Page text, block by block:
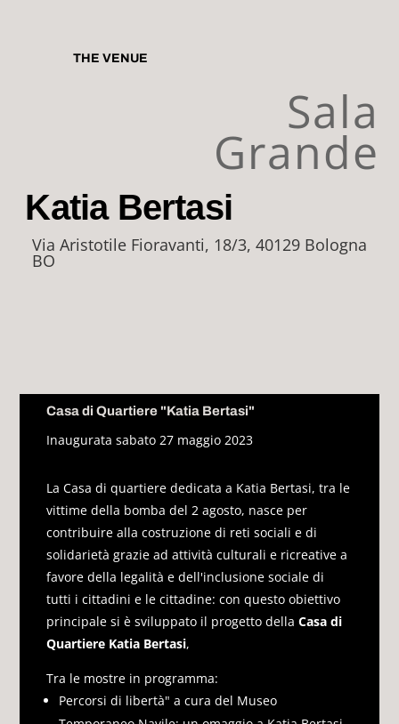
THE VENUE
Sala
Grande
Katia Bertasi
Via Aristotile Fioravanti, 18/3, 40129 Bologna
BO
Casa di Quartiere "Katia Bertasi"
Inaugurata sabato 27 maggio 2023
La Casa di quartiere dedicata a Katia Bertasi, tra le
vittime della bomba del 2 agosto, nasce per
contribuire alla costruzione di reti sociali e di
solidarietà grazie ad attività culturali e ricreative a
favore della legalità e dell'inclusione sociale di
tutti i cittadini e le cittadine: con questo obiettivo
principale si è sviluppato il progetto dellaCasa di
Quartiere Katia Bertasi,
Tra le mostre in programma:
Percorsi di libertà" a cura del Museo